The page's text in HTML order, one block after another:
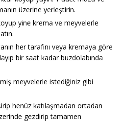
üzerine yerleştirin.
yine krema ve meyvelerle
her tarafını veya kremaya göre
bir saat kadar buzdolabında
meyvelerle istediğiniz gibi
henüz katılaşmadan ortadan
gezdirip tamamen